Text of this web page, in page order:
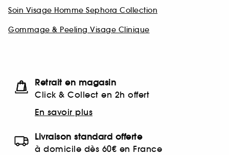
Soin Visage Homme Sephora Collection
Gommage & Peeling Visage Clinique
Retrait en magasin
Click & Collect en 2h offert
En savoir plus
Livraison standard offerte
à domicile dès 60€ en France